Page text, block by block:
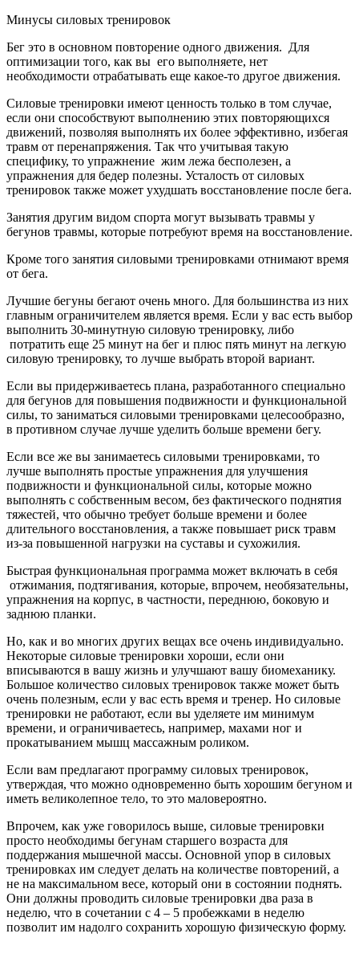
Минусы силовых тренировок
Бег это в основном повторение одного движения. Для
оптимизации того, как вы его выполняете, нет
необходимости отрабатывать еще какое-то другое движения.
Силовые тренировки имеют ценность только в том случае,
если они способствуют выполнению этих повторяющихся
движений, позволяя выполнять их более эффективно, избегая
травм от перенапряжения. Так что учитывая такую
специфику, то упражнение жим лежа бесполезен, а
упражнения для бедер полезны. Усталость от силовых
тренировок также может ухудшать восстановление после бега.
Занятия другим видом спорта могут вызывать травмы у
бегунов травмы, которые потребуют время на восстановление.
Кроме того занятия силовыми тренировками отнимают время
от бега.
Лучшие бегуны бегают очень много. Для большинства из них
главным ограничителем является время. Если у вас есть выбор
выполнить 30-минутную силовую тренировку, либо
потратить еще 25 минут на бег и плюс пять минут на легкую
силовую тренировку, то лучше выбрать второй вариант.
Если вы придерживаетесь плана, разработанного специально
для бегунов для повышения подвижности и функциональной
силы, то заниматься силовыми тренировками целесообразно,
в противном случае лучше уделить больше времени бегу.
Если все же вы занимаетесь силовыми тренировками, то
лучше выполнять простые упражнения для улучшения
подвижности и функциональной силы, которые можно
выполнять с собственным весом, без фактического поднятия
тяжестей, что обычно требует больше времени и более
длительного восстановления, а также повышает риск травм
из-за повышенной нагрузки на суставы и сухожилия.
Быстрая функциональная программа может включать в себя
отжимания, подтягивания, которые, впрочем, необязательны,
упражнения на корпус, в частности, переднюю, боковую и
заднюю планки.
Но, как и во многих других вещах все очень индивидуально.
Некоторые силовые тренировки хороши, если они
вписываются в вашу жизнь и улучшают вашу биомеханику.
Большое количество силовых тренировок также может быть
очень полезным, если у вас есть время и тренер. Но силовые
тренировки не работают, если вы уделяете им минимум
времени, и ограничиваетесь, например, махами ног и
прокатыванием мышц массажным роликом.
Если вам предлагают программу силовых тренировок,
утверждая, что можно одновременно быть хорошим бегуном и
иметь великолепное тело, то это маловероятно.
Впрочем, как уже говорилось выше, силовые тренировки
просто необходимы бегунам старшего возраста для
поддержания мышечной массы. Основной упор в силовых
тренировках им следует делать на количестве повторений, а
не на максимальном весе, который они в состоянии поднять.
Они должны проводить силовые тренировки два раза в
неделю, что в сочетании с 4 – 5 пробежками в неделю
позволит им надолго сохранить хорошую физическую форму.